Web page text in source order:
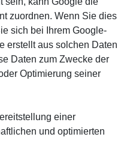
zuordnen. Wenn Sie dies
sich bei Ihrem Google-
erstellt aus solchen Daten
Daten zum Zwecke der
Optimierung seiner
einer
und optimierten